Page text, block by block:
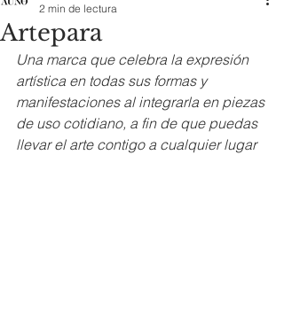
Artepara
2 min de lectura
Una marca que celebra la expresión
artística en todas sus formas y
manifestaciones al integrarla en piezas
de uso cotidiano, a fin de que puedas
llevar el arte contigo a cualquier lugar